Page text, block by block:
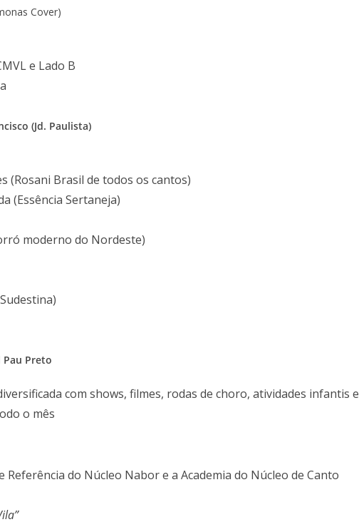
Cover)
e Lado B
(Jd. Paulista)
(Rosani Brasil de todos os cantos)
(Essência Sertaneja)
moderno do Nordeste)
Pau Preto
com shows, filmes, rodas de choro, atividades infantis e
o mês
Referência do Núcleo Nabor e a Academia do Núcleo de Canto